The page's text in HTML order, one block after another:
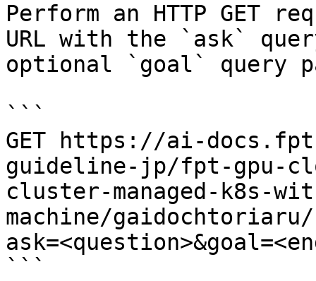
Perform an HTTP GET
URL with the `ask`
optional `goal` query
```
GET https://ai-
guideline-jp/fpt-gpu-
cluster-managed-k8s-
machine/
```